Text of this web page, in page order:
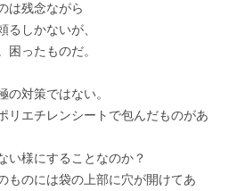
は残念ながら
るしかないが、
困ったものだ。
の対策ではない。
リエチレンシートで包んだものがあ
い様にすることなのか？
ものには袋の上部に穴が開けてあ